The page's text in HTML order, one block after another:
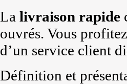
La livraison rapide
ouvrés. Vous
d’un service client
Définition et